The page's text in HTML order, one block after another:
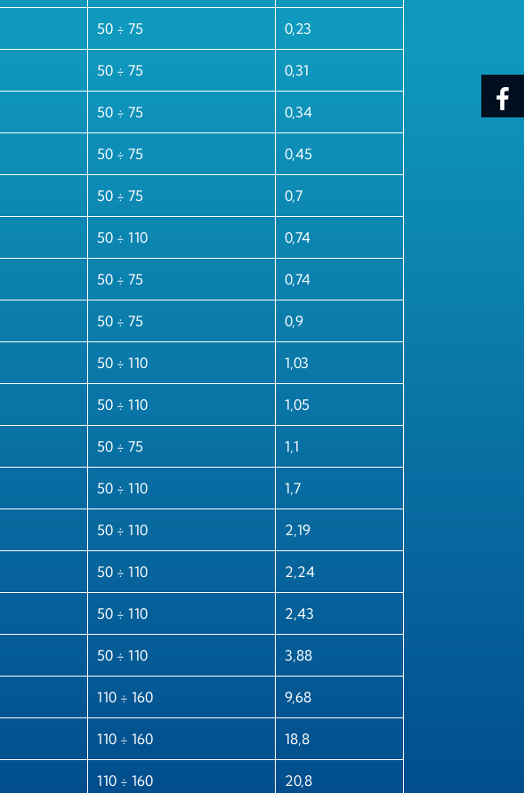
50 ÷ 75 0,23
50 ÷ 75 0,31
50 ÷ 75 0,34
50 ÷ 75 0,45
50 ÷ 75 0,7
50 ÷ 110 0,74
50 ÷ 75 0,74
50 ÷ 75 0,9
50 ÷ 110 1,03
50 ÷ 110 1,05
50 ÷ 75 1,1
50 ÷ 110 1,7
50 ÷ 110 2,19
50 ÷ 110 2,24
50 ÷ 110 2,43
50 ÷ 110 3,88
110 ÷ 160 9,68
110 ÷ 160 18,8
110 ÷ 160 20,8